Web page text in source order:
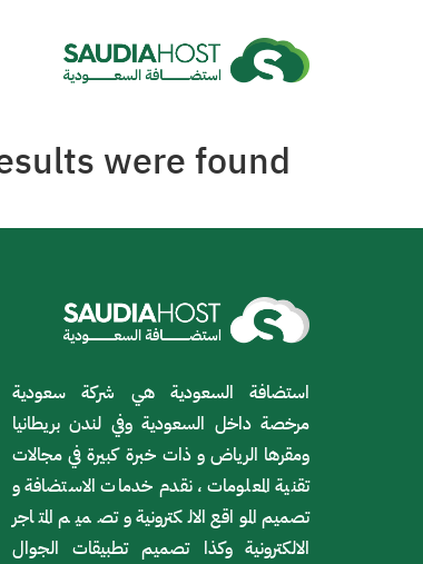
were found.
استضافة السعودية هي شركة سعودية
مرخصة داخل السعودية وفي لندن بريطانيا
ومقرها الرياض و ذات خبرة كبيرة في مجالات
تقنية المعلومات ، نقدم خدمات الاستضافة و
تصميم المواقع الالكترونية و تصميم المتاجر
الالكترونية وكذا تصميم تطبيقات الجوال